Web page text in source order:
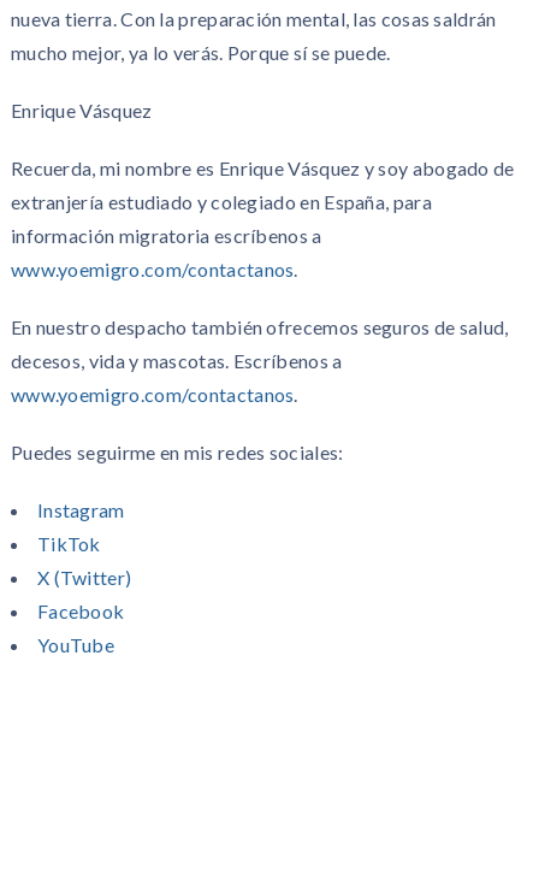
nueva tierra. Con la preparación mental, las cosas saldrán
mucho mejor, ya lo verás. Porque sí se puede.
Enrique Vásquez
Recuerda, mi nombre es Enrique Vásquez y soy abogado de
extranjería estudiado y colegiado en España, para
información migratoria escríbenos a
www.yoemigro.com/contactanos.
En nuestro despacho también ofrecemos seguros de salud,
decesos, vida y mascotas. Escríbenos a
www.yoemigro.com/contactanos.
Puedes seguirme en mis redes sociales:
Instagram
TikTok
X (Twitter)
Facebook
YouTube